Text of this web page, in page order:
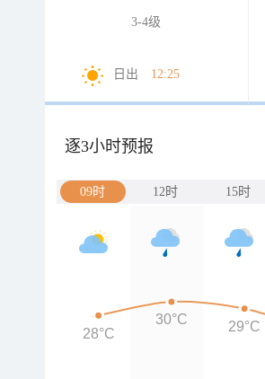
3-4级
日出 12:25
逐3小时预报
09时 12时 15时
28°C
30°C
29°C